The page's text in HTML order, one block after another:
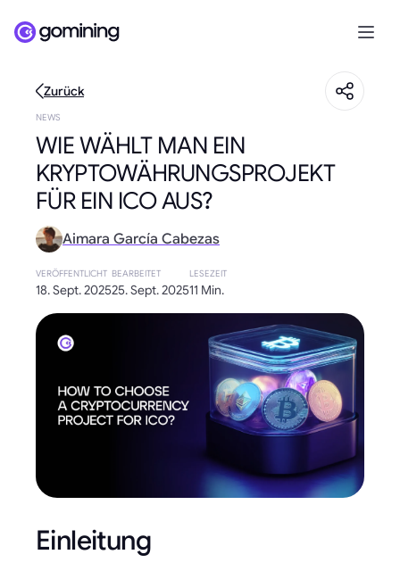
Zurück
NEWS
WIE WÄHLT MAN EIN
KRYPTOWÄHRUNGSPROJEKT
FÜR EIN ICO AUS?
Aimara García Cabezas
VERÖFFENTLICHT
18. Sept. 2025
BEARBEITET
25. Sept. 2025
LESEZEIT
11 Min.
Einleitung